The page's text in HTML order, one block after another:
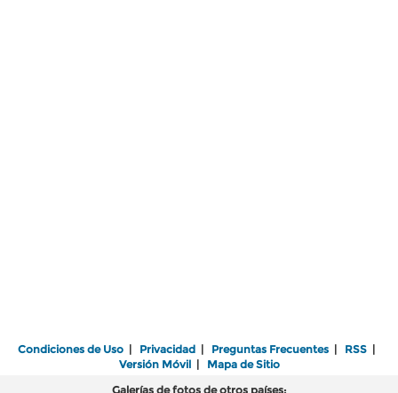
Condiciones de Uso | Privacidad | Preguntas Frecuentes | RSS |
Versión Móvil| Mapa de Sitio
Galerías de fotos de otros países: